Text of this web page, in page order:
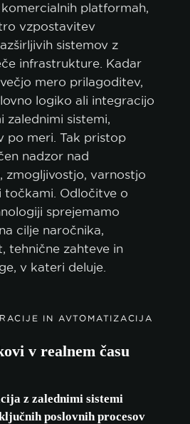
platformah,
vzpostavitev
sistemov z
infrastrukture. Kadar
mero prilagoditev,
logiko ali integracijo
zalednimi sistemi,
po meri. Tak pristop
nadzor nad
zmogljivostjo, varnostjo
točkami. Odločitve o
sprejemamo
cilje naročnika,
tehnične zahteve in
v kateri deluje.
IN AVTOMATIZACIJA
v realnem času
z zalednimi sistemi
poslovnih procesov